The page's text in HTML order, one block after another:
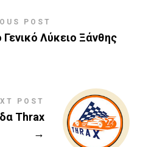
POST
Γενικό Λύκειο Ξάνθης
POST
Thrax
→